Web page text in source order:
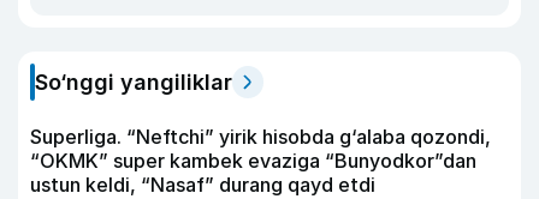
So‘nggi yangiliklar
Superliga. “Neftchi” yirik hisobda g‘alaba qozondi,
“OKMK” super kambek evaziga “Bunyodkor”dan
ustun keldi, “Nasaf” durang qayd etdi